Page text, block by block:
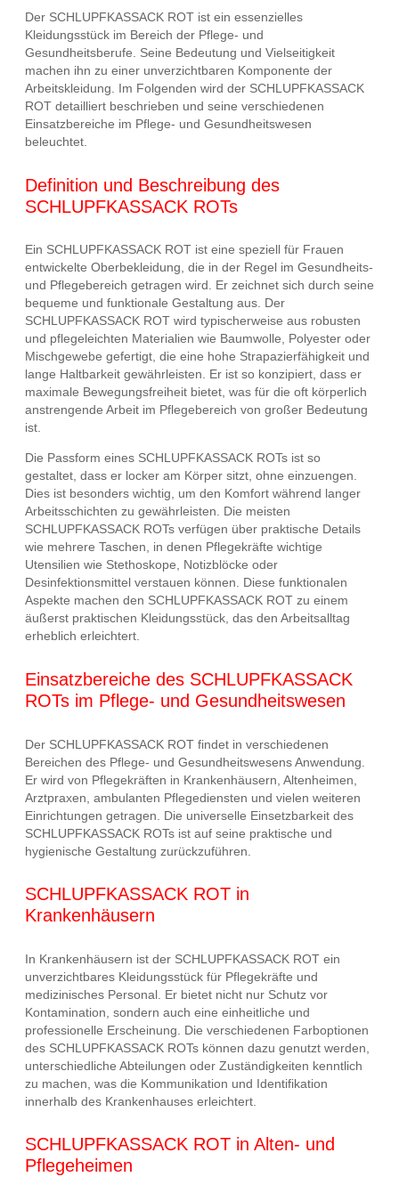
Der SCHLUPFKASSACK ROT ist ein essenzielles
Kleidungsstück im Bereich der Pflege- und
Gesundheitsberufe. Seine Bedeutung und Vielseitigkeit
machen ihn zu einer unverzichtbaren Komponente der
Arbeitskleidung. Im Folgenden wird der SCHLUPFKASSACK
ROT detailliert beschrieben und seine verschiedenen
Einsatzbereiche im Pflege- und Gesundheitswesen
beleuchtet.
Definition und Beschreibung des
SCHLUPFKASSACK ROTs
Ein SCHLUPFKASSACK ROT ist eine speziell für Frauen
entwickelte Oberbekleidung, die in der Regel im Gesundheits-
und Pflegebereich getragen wird. Er zeichnet sich durch seine
bequeme und funktionale Gestaltung aus. Der
SCHLUPFKASSACK ROT wird typischerweise aus robusten
und pflegeleichten Materialien wie Baumwolle, Polyester oder
Mischgewebe gefertigt, die eine hohe Strapazierfähigkeit und
lange Haltbarkeit gewährleisten. Er ist so konzipiert, dass er
maximale Bewegungsfreiheit bietet, was für die oft körperlich
anstrengende Arbeit im Pflegebereich von großer Bedeutung
ist.
Die Passform eines SCHLUPFKASSACK ROTs ist so
gestaltet, dass er locker am Körper sitzt, ohne einzuengen.
Dies ist besonders wichtig, um den Komfort während langer
Arbeitsschichten zu gewährleisten. Die meisten
SCHLUPFKASSACK ROTs verfügen über praktische Details
wie mehrere Taschen, in denen Pflegekräfte wichtige
Utensilien wie Stethoskope, Notizblöcke oder
Desinfektionsmittel verstauen können. Diese funktionalen
Aspekte machen den SCHLUPFKASSACK ROT zu einem
äußerst praktischen Kleidungsstück, das den Arbeitsalltag
erheblich erleichtert.
Einsatzbereiche des SCHLUPFKASSACK
ROTs im Pflege- und Gesundheitswesen
Der SCHLUPFKASSACK ROT findet in verschiedenen
Bereichen des Pflege- und Gesundheitswesens Anwendung.
Er wird von Pflegekräften in Krankenhäusern, Altenheimen,
Arztpraxen, ambulanten Pflegediensten und vielen weiteren
Einrichtungen getragen. Die universelle Einsetzbarkeit des
SCHLUPFKASSACK ROTs ist auf seine praktische und
hygienische Gestaltung zurückzuführen.
SCHLUPFKASSACK ROT in
Krankenhäusern
In Krankenhäusern ist der SCHLUPFKASSACK ROT ein
unverzichtbares Kleidungsstück für Pflegekräfte und
medizinisches Personal. Er bietet nicht nur Schutz vor
Kontamination, sondern auch eine einheitliche und
professionelle Erscheinung. Die verschiedenen Farboptionen
des SCHLUPFKASSACK ROTs können dazu genutzt werden,
unterschiedliche Abteilungen oder Zuständigkeiten kenntlich
zu machen, was die Kommunikation und Identifikation
innerhalb des Krankenhauses erleichtert.
SCHLUPFKASSACK ROT in Alten- und
Pflegeheimen